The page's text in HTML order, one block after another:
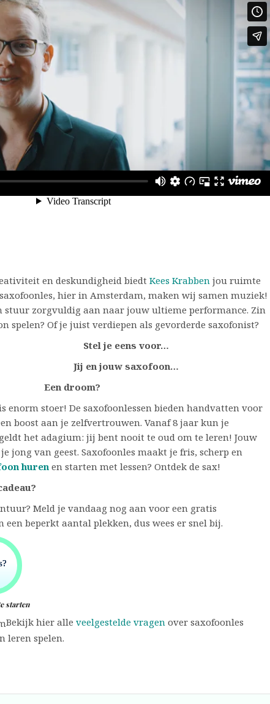
en deskundigheid biedt Kees Krabben jou ruimte
hier in Amsterdam, maken wij samen muziek!
stuur zorgvuldig aan naar jouw ultieme performance. Zin
spelen? Of je juist verdiepen als gevorderde saxofonist?
Stel je eens voor…
Jij en jouw saxofoon…
Een droom?
enorm stoer! De saxofoonlessen bieden handvatten voor
boost aan je zelfvertrouwen. Vanaf 8 jaar kun je
het adagium: jij bent nooit te oud om te leren! Jouw
jong van geest. Saxofoonles maakt je fris, scherp en
hurenen starten met lessen? Ontdek de sax!
Meld je vandaag nog aan voor een gratis
beperkt aantal plekken, dus wees er snel bij.
starten
Bekijk hier alle veelgestelde vragen over saxofoonles
leren spelen.